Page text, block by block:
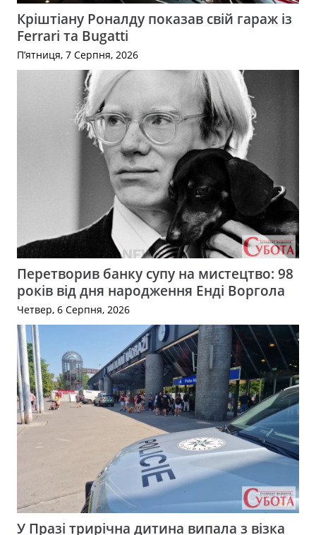
Кріштіану Роналду показав свій гараж із
Ferrari та Bugatti
П’ятниця, 7 Серпня, 2026
Перетворив банку супу на мистецтво: 98
років від дня народження Енді Воргола
Четвер, 6 Серпня, 2026
У Празі трирічна дитина випала з візка